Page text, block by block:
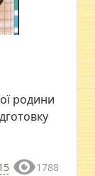
родини
1788